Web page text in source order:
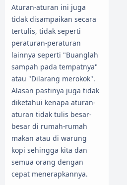
Aturan-aturan ini juga
tidak disampaikan secara
tertulis, tidak seperti
peraturan-peraturan
lainnya seperti "Buanglah
sampah pada tempatnya"
atau "Dilarang merokok".
Alasan pastinya juga tidak
diketahui kenapa aturan-
aturan tidak tulis besar-
besar di rumah-rumah
makan atau di warung
kopi sehingga kita dan
semua orang dengan
cepat menerapkannya.